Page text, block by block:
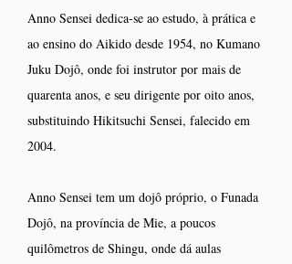
Anno Sensei dedica-se ao estudo, à prática e
ao ensino do Aikido desde 1954, no Kumano
Juku Dojô, onde foi instrutor por mais de
quarenta anos, e seu dirigente por oito anos,
substituindo Hikitsuchi Sensei, falecido em
2004.
Anno Sensei tem um dojô próprio, o Funada
Dojô, na província de Mie, a poucos
quilômetros de Shingu, onde dá aulas